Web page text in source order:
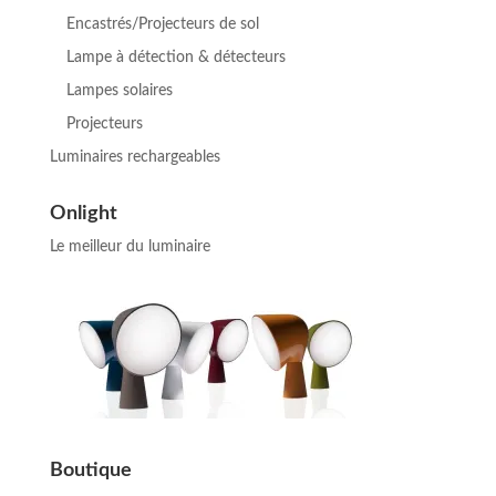
Encastrés/Projecteurs de sol
Lampe à détection & détecteurs
Lampes solaires
Projecteurs
Luminaires rechargeables
Onlight
Le meilleur du luminaire
Boutique